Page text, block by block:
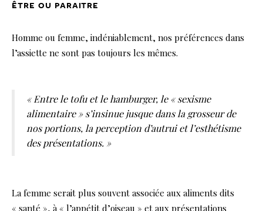
être ou paraitre
Homme ou femme, indéniablement, nos préférences dans
l’assiette ne sont pas toujours les mêmes.
« Entre le tofu et le hamburger, le « sexisme
alimentaire » s’insinue jusque dans la grosseur de
nos portions, la perception d’autrui et l’esthétisme
des présentations. »
La femme serait plus souvent associée aux aliments dits
« santé », à « l’appétit d’oiseau » et aux présentations